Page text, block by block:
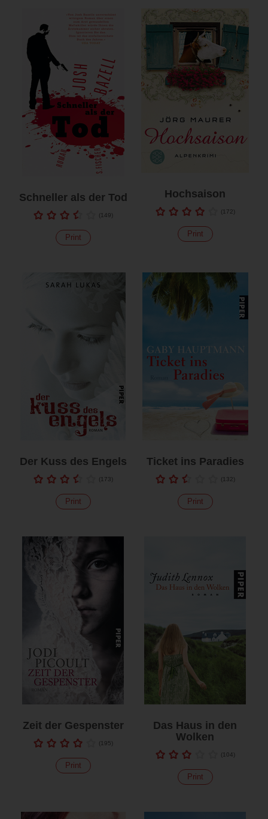
Schneller als der Tod
(149)
Print
Hochsaison
(172)
Print
Der Kuss des Engels
(173)
Print
Ticket ins Paradies
(132)
Print
Zeit der Gespenster
(195)
Print
Das Haus in den
Wolken
(104)
Print